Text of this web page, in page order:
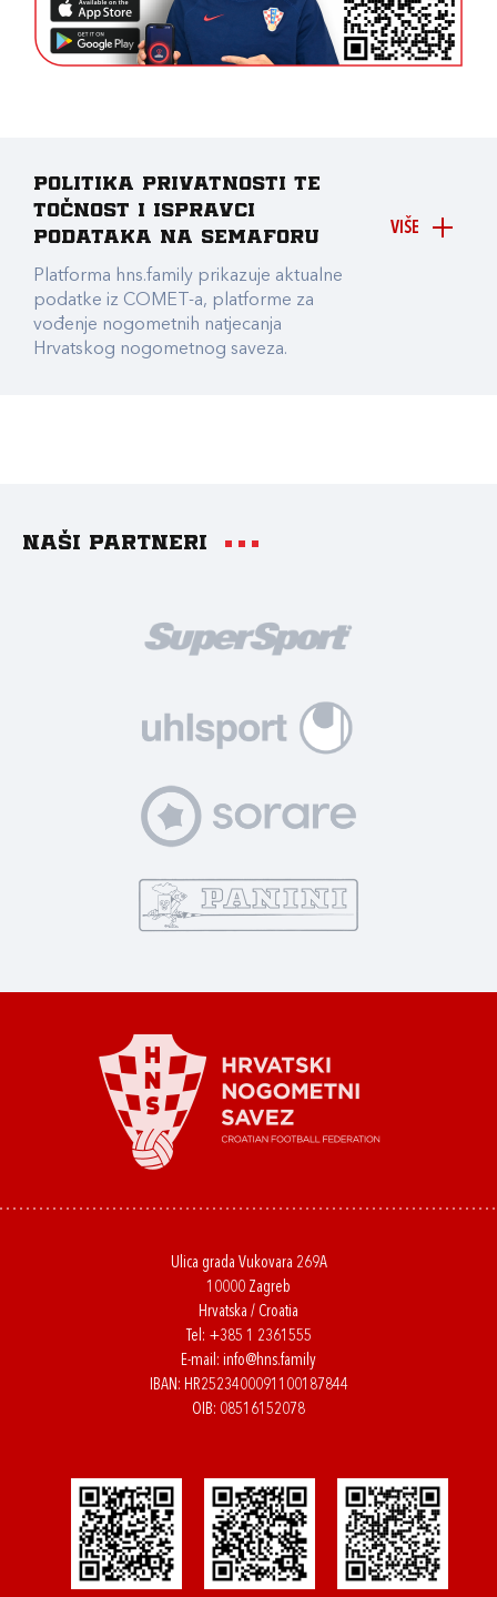
VIŠE
Politika privatnosti te
točnost i ispravci
podataka na Semaforu
Platforma hns.family prikazuje aktualne
podatke iz COMET-a, platforme za
vođenje nogometnih natjecanja
Hrvatskog nogometnog saveza.
Naši partneri
Ulica grada Vukovara 269A
10000 Zagreb
Hrvatska / Croatia
Tel: +385 1 2361555
E-mail: info@hns.family
IBAN: HR2523400091100187844
OIB: 08516152078